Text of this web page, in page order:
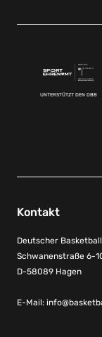
UNTERSTÜTZT DEN DBB
Kontakt
Deutscher
Schwanenstraße 6-
D-58089 Hagen
E-Mail: